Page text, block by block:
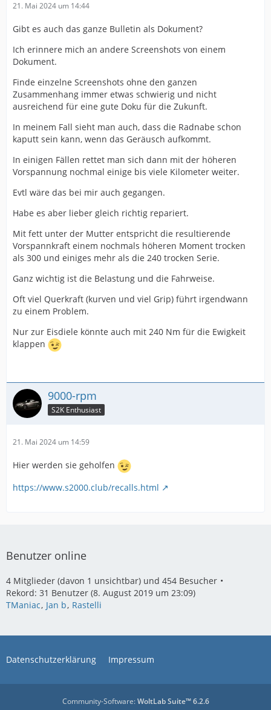
21. Mai 2024 um 14:44
Gibt es auch das ganze Bulletin als Dokument?
Ich erinnere mich an andere Screenshots von einem
Dokument.
Finde einzelne Screenshots ohne den ganzen
Zusammenhang immer etwas schwierig und nicht
ausreichend für eine gute Doku für die Zukunft.
In meinem Fall sieht man auch, dass die Radnabe schon
kaputt sein kann, wenn das Geräusch aufkommt.
In einigen Fällen rettet man sich dann mit der höheren
Vorspannung nochmal einige bis viele Kilometer weiter.
Evtl wäre das bei mir auch gegangen.
Habe es aber lieber gleich richtig repariert.
Mit fett unter der Mutter entspricht die resultierende
Vorspannkraft einem nochmals höheren Moment trocken
als 300 und einiges mehr als die 240 trocken Serie.
Ganz wichtig ist die Belastung und die Fahrweise.
Oft viel Querkraft (kurven und viel Grip) führt irgendwann
zu einem Problem.
Nur zur Eisdiele könnte auch mit 240 Nm für die Ewigkeit
klappen
9000-rpm
S2K Enthusiast
21. Mai 2024 um 14:59
Hier werden sie geholfen
https://www.s2000.club/recalls.html
Benutzer online
4 Mitglieder (davon 1 unsichtbar) und 454 Besucher
Rekord: 31 Benutzer (8. August 2019 um 23:09)
TManiac Jan b Rastelli
Datenschutzerklärung Impressum
Community-Software:WoltLab Suite™ 6.2.6